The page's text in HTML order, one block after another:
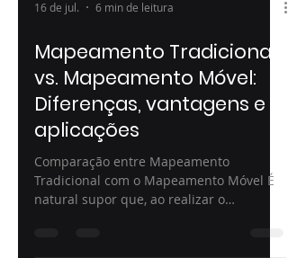
16 de jul. 6 min de leitura